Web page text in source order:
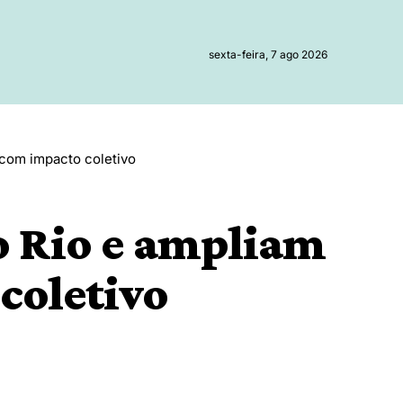
sexta-feira, 7 ago 2026
impacto coletivo
Rio e ampliam